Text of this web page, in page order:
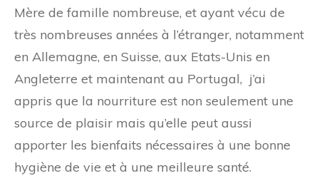
Mère de famille nombreuse, et ayant vécu de
très nombreuses années à l’étranger, notamment
en Allemagne, en Suisse, aux Etats-Unis en
Angleterre et maintenant au Portugal, j’ai
appris que la nourriture est non seulement une
source de plaisir mais qu’elle peut aussi
apporter les bienfaits nécessaires à une bonne
hygiène de vie et à une meilleure santé.